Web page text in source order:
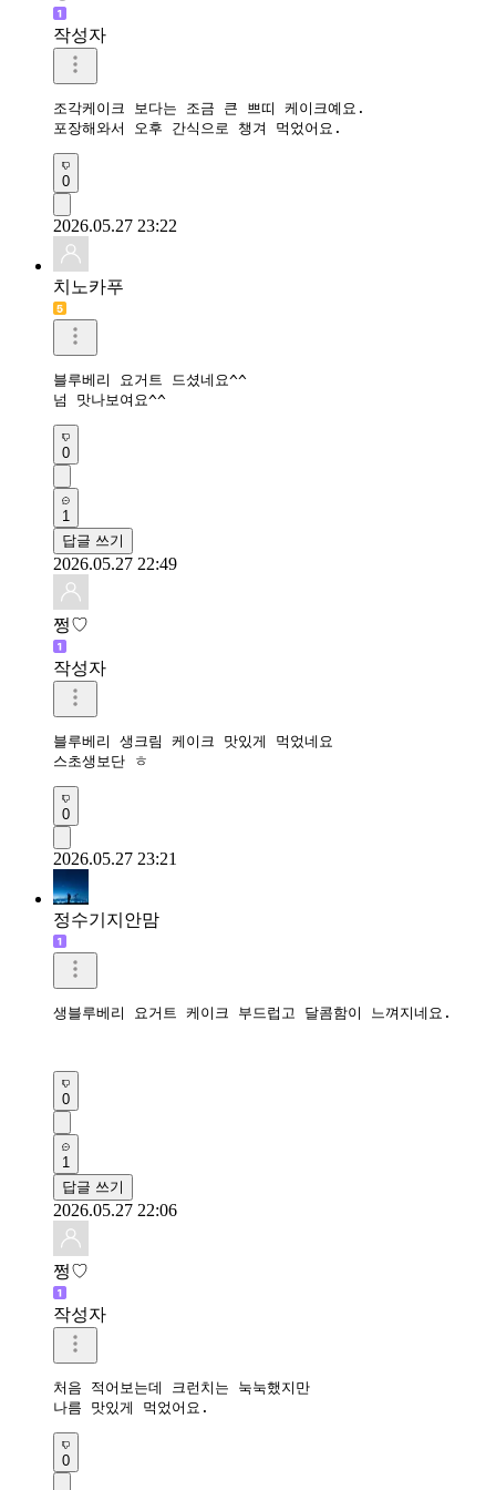
작성자
조각케이크 보다는 조금 큰 쁘띠 케이크예요.
0
2026.05.27 23:22
치노카푸
블루베리 요거트 드셨네요^^
넘 맛나보여요^^
0
1
답글 쓰기
2026.05.27 22:49
쩡♡
작성자
블루베리 생크림 케이크 맛있게 먹었네요
스초생보단 ㅎ
0
2026.05.27 23:21
정수기지안맘
생블루베리 요거트 케이크 부드럽고 달콤함이 느껴지네요.
0
1
답글 쓰기
2026.05.27 22:06
쩡♡
작성자
처음 적어보는데 크런치는 눅눅했지만
나름 맛있게 먹었어요.
0